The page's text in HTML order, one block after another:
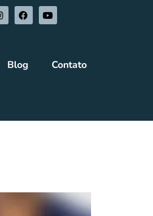
Blog Contato